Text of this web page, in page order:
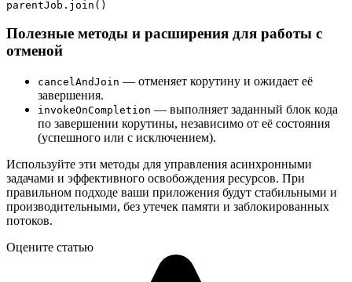
Полезные методы и расширения для работы с
отменой
cancelAndJoin — отменяет корутину и ожидает её
завершения.
invokeOnCompletion — выполняет заданный блок кода
по завершении корутины, независимо от её состояния
(успешного или с исключением).
Используйте эти методы для управления асинхронными
задачами и эффективного освобождения ресурсов. При
правильном подходе ваши приложения будут стабильными и
производительными, без утечек памяти и заблокированных
потоков.
Оцените статью